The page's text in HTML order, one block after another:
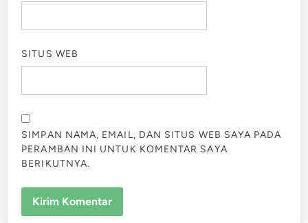
SITUS WEB
SIMPAN NAMA, EMAIL, DAN SITUS WEB SAYA PADA
PERAMBAN INI UNTUK KOMENTAR SAYA
BERIKUTNYA.